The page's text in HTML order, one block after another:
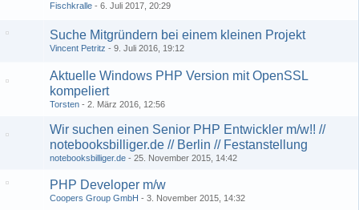
Fischkralle 6. Juli 2017, 20:29
Suche Mitgründern bei einem kleinen Projekt
Vincent Petritz 9. Juli 2016, 19:12
Aktuelle Windows PHP Version mit OpenSSL
kompeliert
Torsten 2. März 2016, 12:56
Wir suchen einen Senior PHP Entwickler m/w!! //
notebooksbilliger.de // Berlin // Festanstellung
notebooksbilliger.de 25. November 2015, 14:42
PHP Developer m/w
Coopers Group GmbH 3. November 2015, 14:32